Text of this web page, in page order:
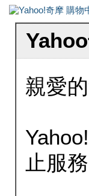
親愛
止服務